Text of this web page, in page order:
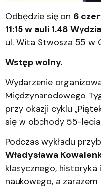
Odbędzie się on 6
11:15 w auli 1.48
ul. Wita Stwosza 55 w
Wstęp wolny.
Wydarzenie
Międzynarodowego
przy okazji cyklu
się w obchody 55-
Podczas wykładu
Władysława
klasycznego,
naukowego, a